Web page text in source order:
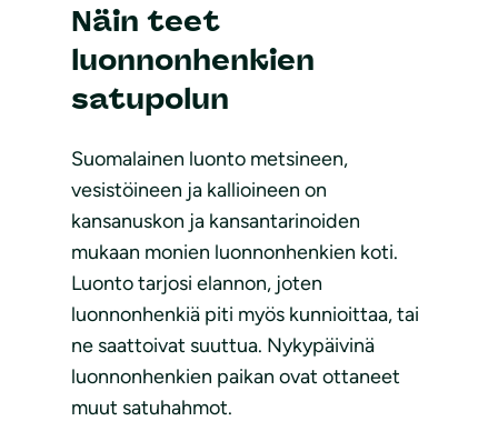
Näin teet
luonnonhenkien
satupolun
Suomalainen luonto metsineen,
vesistöineen ja kallioineen on
kansanuskon ja kansantarinoiden
mukaan monien luonnonhenkien koti.
Luonto tarjosi elannon, joten
luonnonhenkiä piti myös kunnioittaa, tai
ne saattoivat suuttua. Nykypäivinä
luonnonhenkien paikan ovat ottaneet
muut satuhahmot.